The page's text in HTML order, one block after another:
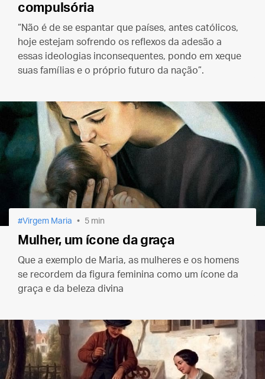
compulsória
“Não é de se espantar que países, antes católicos,
hoje estejam sofrendo os reflexos da adesão a
essas ideologias inconsequentes, pondo em xeque
suas famílias e o próprio futuro da nação”.
Virgem Maria 5 min
Mulher, um ícone da graça
Que a exemplo de Maria, as mulheres e os homens
se recordem da figura feminina como um ícone da
graça e da beleza divina